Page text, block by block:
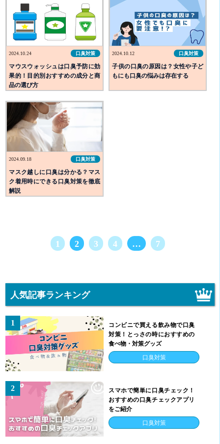
2024.10.24 口臭対策
マウスウォッシュは口臭予防に効
果的！目的別おすすめの成分と商
品の選び方
2024.10.12 口臭対策
子供の口臭の原因は？女性や子ど
もにも口臭の悩みは存在する
2024.09.18 口臭対策
マスク越しに口臭は分かる？マス
ク着用時にできる口臭対策を徹底
解説
1 2 3 4 … 7
人気記事ランキング
1
コンビニで買える飲み物で口臭
対策！とっさの時におすすめの
食べ物・対策グッズ
口臭対策
2
スマホで簡単に口臭チェック！
おすすめの口臭チェックアプリ
をご紹介
口臭対策